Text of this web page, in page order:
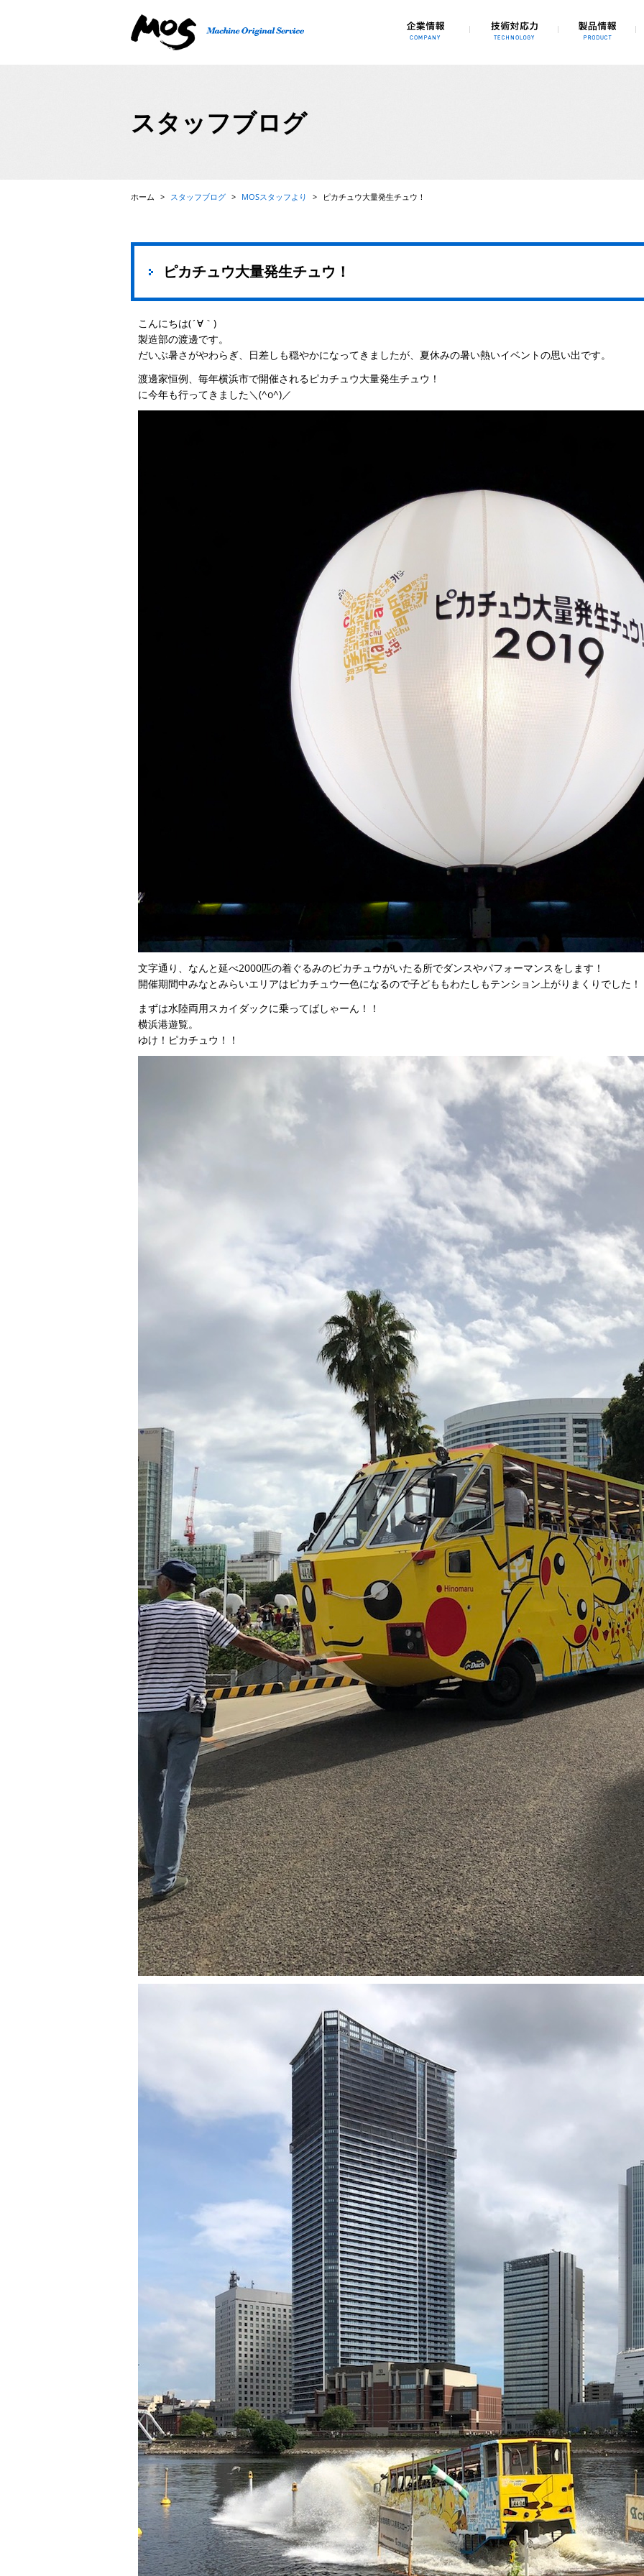
スタッフブログ
ホーム > スタッフブログ > MOSスタッフより > ピカチュウ大量発生チュウ！
ピカチュウ大量発生チュウ！
こんにちは(´∀｀)
製造部の渡邊です。
だいぶ暑さがやわらぎ、日差しも穏やかになってきましたが、夏休みの暑い熱いイベントの思い出です。
渡邊家恒例、毎年横浜市で開催されるピカチュウ大量発生チュウ！
に今年も行ってきました＼(^o^)／
文字通り、なんと延べ2000匹の着ぐるみのピカチュウがいたる所でダンスやパフォーマンスをします！
開催期間中みなとみらいエリアはピカチュウ一色になるので子どももわたしもテンション上がりまくりでした！
まずは水陸両用スカイダックに乗ってばしゃーん！！
横浜港遊覧。
ゆけ！ピカチュウ！！